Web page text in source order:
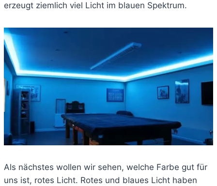
erzeugt ziemlich viel Licht im blauen Spektrum.
Als nächstes wollen wir sehen, welche Farbe gut für
uns ist, rotes Licht. Rotes und blaues Licht haben